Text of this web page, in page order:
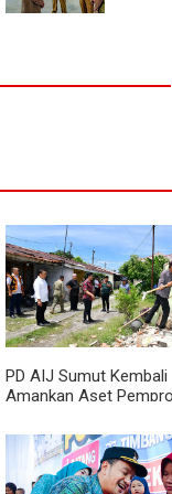
PD AIJ Sumut Kembali
Amankan Aset
Bioskop Ria Dibongkar